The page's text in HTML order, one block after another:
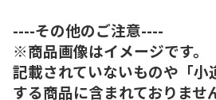
----その他のご注意----
※商品画像はイメージです。
記載されていないものや「小
する商品に含まれておりませ